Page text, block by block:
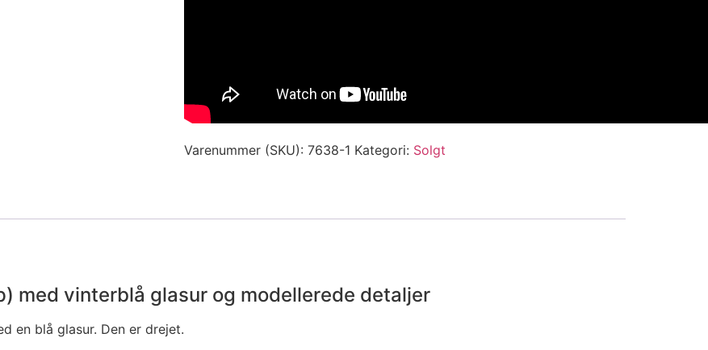
Varenummer (SKU): 7638-1 Kategori: Solgt
med vinterblå glasur og modellerede detaljer
en blå glasur. Den er drejet.